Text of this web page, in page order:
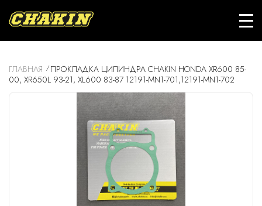
ГЛАВНАЯ
ПРОКЛАДКА ЦИЛИНДРА CHAKIN HONDA XR600 85-
00, XR650L 93-21, XL600 83-87 12191-MN1-701,12191-MN1-702